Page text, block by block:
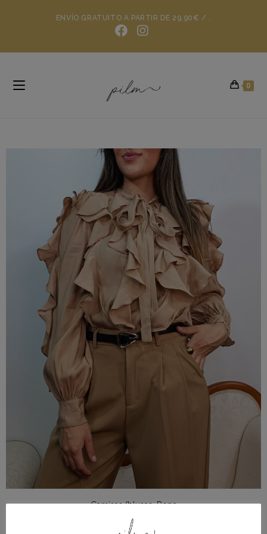
ENVÍO GRATUITO A PARTIR DE 29,90€ / .
0
Camisas/blusas,Ropa
Blusa Elegante Beige con Volantes y